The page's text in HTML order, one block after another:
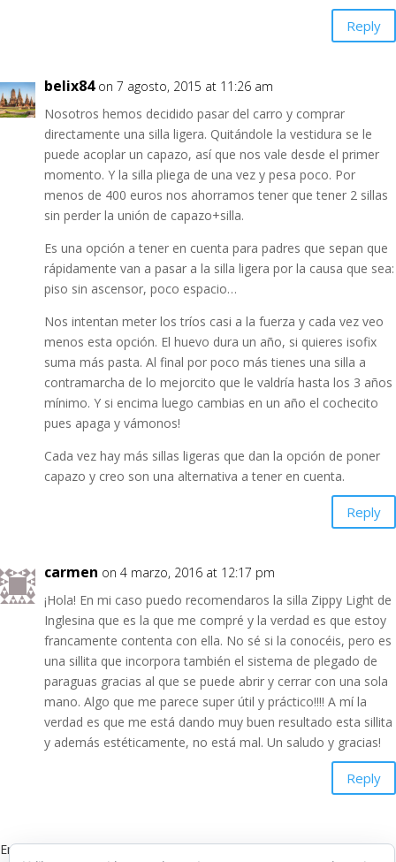
Reply
belix84 on 7 agosto, 2015 at 11:26 am
Nosotros hemos decidido pasar del carro y comprar
directamente una silla ligera. Quitándole la vestidura se le
puede acoplar un capazo, así que nos vale desde el primer
momento. Y la silla pliega de una vez y pesa poco. Por
menos de 400 euros nos ahorramos tener que tener 2 sillas
sin perder la unión de capazo+silla.
Es una opción a tener en cuenta para padres que sepan que
rápidamente van a pasar a la silla ligera por la causa que sea:
piso sin ascensor, poco espacio…
Nos intentan meter los tríos casi a la fuerza y cada vez veo
menos esta opción. El huevo dura un año, si quieres isofix
suma más pasta. Al final por poco más tienes una silla a
contramarcha de lo mejorcito que le valdría hasta los 3 años
mínimo. Y si encima luego cambias en un año el cochecito
pues apaga y vámonos!
Cada vez hay más sillas ligeras que dan la opción de poner
capazo y creo son una alternativa a tener en cuenta.
Reply
carmen on 4 marzo, 2016 at 12:17 pm
¡Hola! En mi caso puedo recomendaros la silla Zippy Light de
Inglesina que es la que me compré y la verdad es que estoy
francamente contenta con ella. No sé si la conocéis, pero es
una sillita que incorpora también el sistema de plegado de
paraguas gracias al que se puede abrir y cerrar con una sola
mano. Algo que me parece super útil y práctico!!!! A mí la
verdad es que me está dando muy buen resultado esta sillita
y además estéticamente, no está mal. Un saludo y gracias!
Reply
Enviar Un Comentario